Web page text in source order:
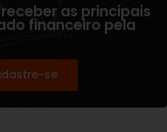
as principais
financeiro pela
se